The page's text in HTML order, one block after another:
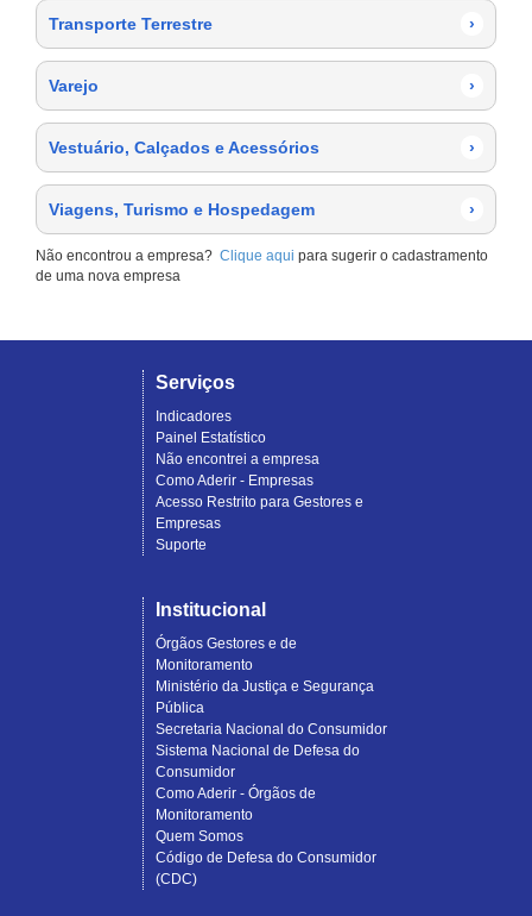
Transporte Terrestre ›
Varejo ›
Vestuário, Calçados e Acessórios ›
Viagens, Turismo e Hospedagem ›
Não encontrou a empresa? Clique aqui para sugerir o cadastramento
de uma nova empresa
Serviços
Indicadores
Painel Estatístico
Não encontrei a empresa
Como Aderir - Empresas
Acesso Restrito para Gestores e
Empresas
Suporte
Institucional
Órgãos Gestores e de
Monitoramento
Ministério da Justiça e Segurança
Pública
Secretaria Nacional do Consumidor
Sistema Nacional de Defesa do
Consumidor
Como Aderir - Órgãos de
Monitoramento
Quem Somos
Código de Defesa do Consumidor
(CDC)